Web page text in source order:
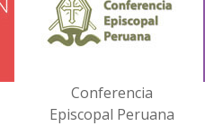
Conferencia
Episcopal Peruana